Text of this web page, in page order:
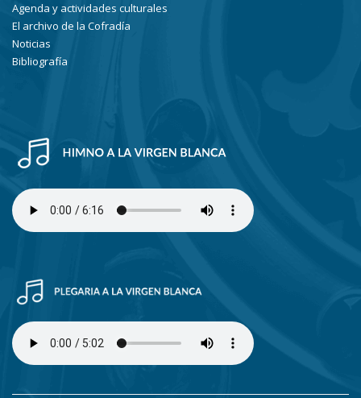
Agenda y actividades culturales
El archivo de la Cofradía
Noticias
Bibliografía